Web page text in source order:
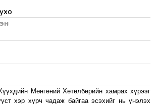
Мөнгөний Хөтөлбөрийн хамрах хүрээг
хэр хүрч чадаж байгаа эсэхийг нь үнэлэх